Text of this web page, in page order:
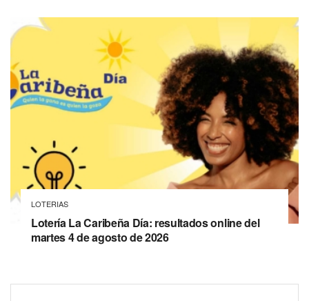
LOTERIAS
Lotería La Caribeña Día: resultados online del
martes 4 de agosto de 2026